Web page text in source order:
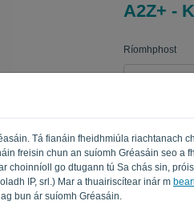
Tá fianáin fheidhmiúla riachtanach
freisin chun an suíomh Gréasáin seo a
choinníoll go dtugann tú Sa chás sin,
IP, srl.) Mar a thuairiscítear inár m
bun ár suíomh Gréasáin.
A2Z+ -
Ríomhphost
Cuir i